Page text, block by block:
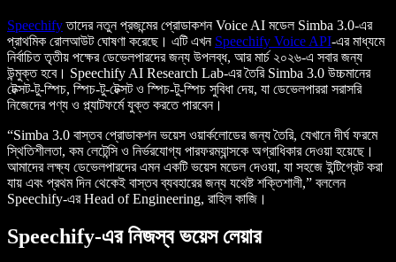
Speechifyতাদের নতুন প্রজন্মের প্রোডাকশন Voice AI মডেল Simba 3.0-এর
প্রাথমিক রোলআউট ঘোষণা করেছে। এটি এখন Speechify Voice API-এর মাধ্যমে
নির্বাচিত তৃতীয় পক্ষের ডেভেলপারদের জন্য উপলব্ধ, আর মার্চ ২০২৬-এ সবার জন্য
উন্মুক্ত হবে। Speechify AI Research Lab-এর তৈরি Simba 3.0 উচ্চমানের
টেক্সট-টু-স্পিচ, স্পিচ-টু-টেক্সট ও স্পিচ-টু-স্পিচ সুবিধা দেয়, যা ডেভেলপাররা সরাসরি
নিজেদের পণ্য ও প্ল্যাটফর্মে যুক্ত করতে পারবেন।
“Simba 3.0 বাস্তব প্রোডাকশন ভয়েস ওয়ার্কলোডের জন্য তৈরি, যেখানে দীর্ঘ ফরমে
স্থিতিশীলতা, কম লেটেন্সি ও নির্ভরযোগ্য পারফরম্যান্সকে অগ্রাধিকার দেওয়া হয়েছে।
আমাদের লক্ষ্য ডেভেলপারদের এমন একটি ভয়েস মডেল দেওয়া, যা সহজে ইন্টিগ্রেট করা
যায় এবং প্রথম দিন থেকেই বাস্তব ব্যবহারের জন্য যথেষ্ট শক্তিশালী,” বললেন
Speechify-এর Head of Engineering, রাহিল কাজি।
Speechify-এর নিজস্ব ভয়েস লেয়ার